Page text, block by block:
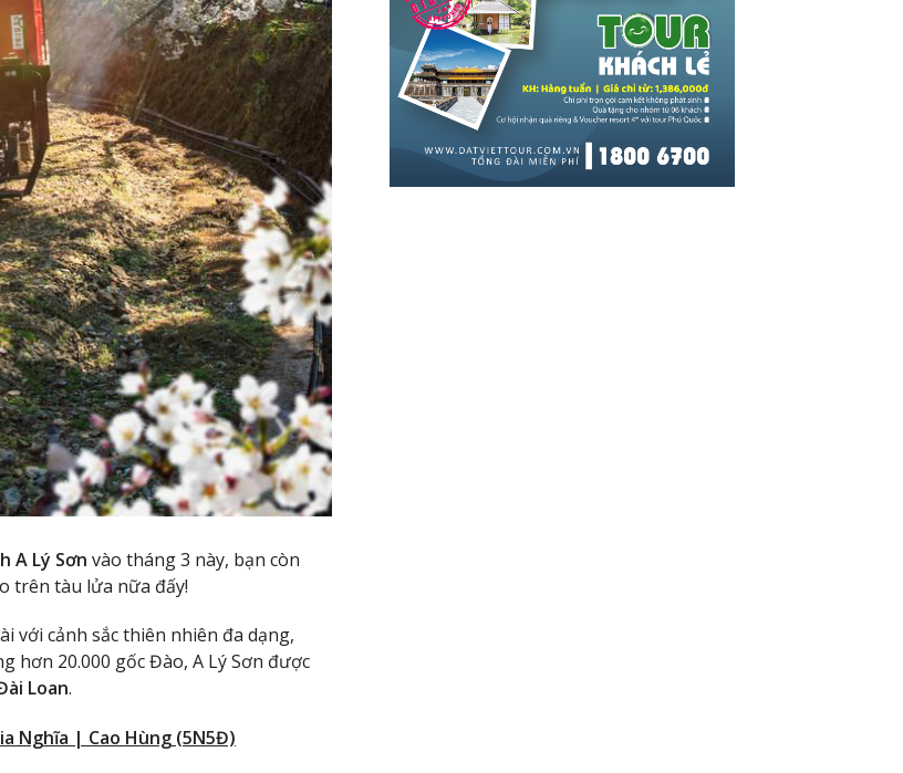
A Lý Sơn vào tháng 3 này, bạn còn
trên tàu lửa nữa đấy!
với cảnh sắc thiên nhiên đa dạng,
hơn 20.000 gốc Đào, A Lý Sơn được
Loan.
Nghĩa | Cao Hùng (5N5Đ)